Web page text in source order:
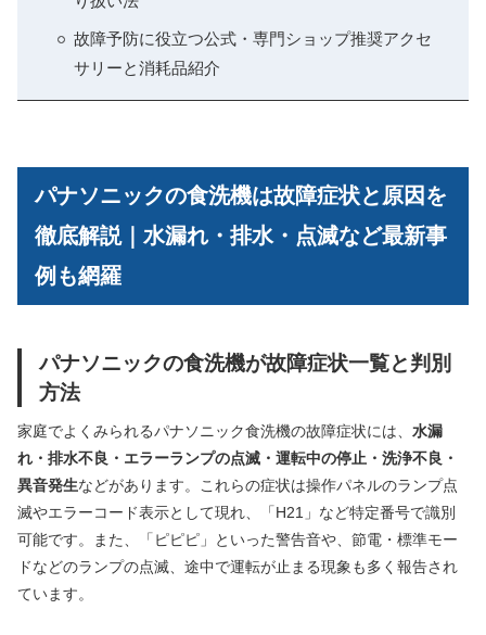
故障予防に役立つ公式・専門ショップ推奨アクセ
サリーと消耗品紹介
パナソニックの食洗機は故障症状と原因を
徹底解説｜水漏れ・排水・点滅など最新事
例も網羅
パナソニックの食洗機が故障症状一覧と判別
方法
家庭でよくみられるパナソニック食洗機の故障症状には、 水漏
れ・排水不良・エラーランプの点滅・運転中の停止・洗浄不良・
異音発生などがあります。これらの症状は操作パネルのランプ点
滅やエラーコード表示として現れ、「H21」など特定番号で識別
可能です。また、「ピピピ」といった警告音や、節電・標準モー
ドなどのランプの点滅、途中で運転が止まる現象も多く報告され
ています。